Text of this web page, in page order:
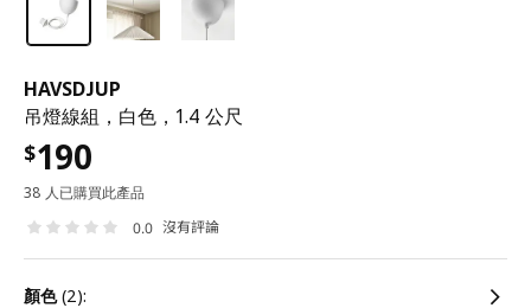
HAVSDJUP
吊燈線組，白色，1.4 公尺
$190
38 人已購買此產品
0.0 沒有評論
顏色(2):